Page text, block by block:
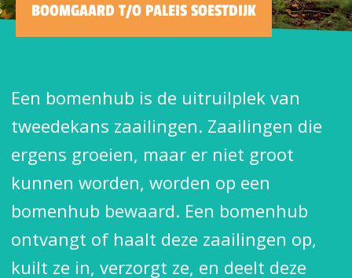
BOOMGAARD T/O PALEIS SOESTDIJK
Een bomenhub is de uitruilplek van
tweedekans zaailingen. Zaailingen die
ergens groeien, maar er niet groot
kunnen worden, worden op een
bomenhub bewaard. Een bomenhub
ontvangt of haalt deze zaailingen op,
kuilt ze in, verzorgt ze, en deelt deze